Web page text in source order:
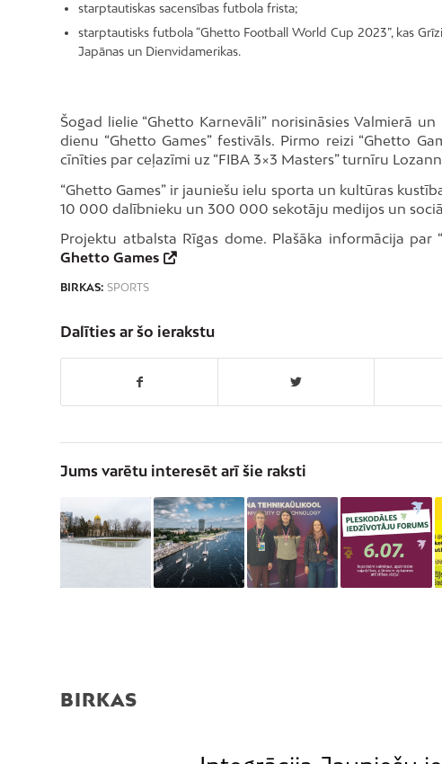
starptautiskas sacensības futbola frista;
starptautisks futbola “Ghetto Football World Cup 2023”, kas
Japānas un Dienvidamerikas.
Šogad lielie “Ghetto Karnevāli” norisināsies Valmierā
dienu “Ghetto Games” festivāls. Pirmo reizi “Ghetto
cīnīties par ceļazīmi uz “FIBA 3×3 Masters” turnīru
“Ghetto Games” ir jauniešu ielu sporta un kultūras
10 000 dalībnieku un 300 000 sekotāju medijos un
Projektu atbalsta Rīgas dome. Plašāka informācija par
Ghetto Games
BIRKAS: SPORTS
Dalīties ar šo ierakstu
Jums varētu interesēt arī šie raksti
BIRKAS